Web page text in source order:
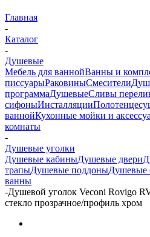
Главная
-
Каталог
-
Душевые
Мебель для ваннойВанны и
писсуарыРаковиныСмесители
программаДушевыеСливы
сифоныИнсталляции
ваннойКухонные мойки и
комнаты
-
Душевые уголки
Душевые кабиныДушевые двери
трапыДушевые поддоныДушевые
ванны
-Душевой уголок Veconi Rovigo
стекло прозрачное/профиль хром